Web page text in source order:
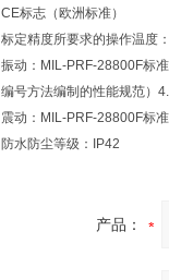
CE标志（欧洲标准）
标定精度所要求的操作温度
振动：MIL-PRF-28800F标
编号方法编制的性能规范）
震动：MIL-PRF-28800F标
防水防尘等级：IP42
产品：